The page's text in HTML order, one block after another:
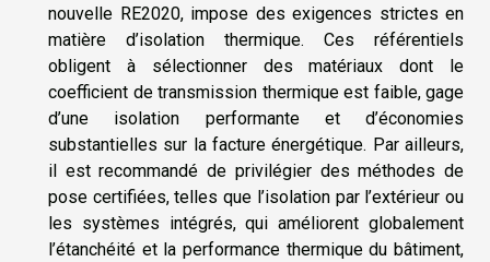
nouvelle RE2020, impose des exigences strictes en
matière d’isolation thermique. Ces référentiels
obligent à sélectionner des matériaux dont le
coefficient de transmission thermique est faible, gage
d’une isolation performante et d’économies
substantielles sur la facture énergétique. Par ailleurs,
il est recommandé de privilégier des méthodes de
pose certifiées, telles que l’isolation par l’extérieur ou
les systèmes intégrés, qui améliorent globalement
l’étanchéité et la performance thermique du bâtiment,